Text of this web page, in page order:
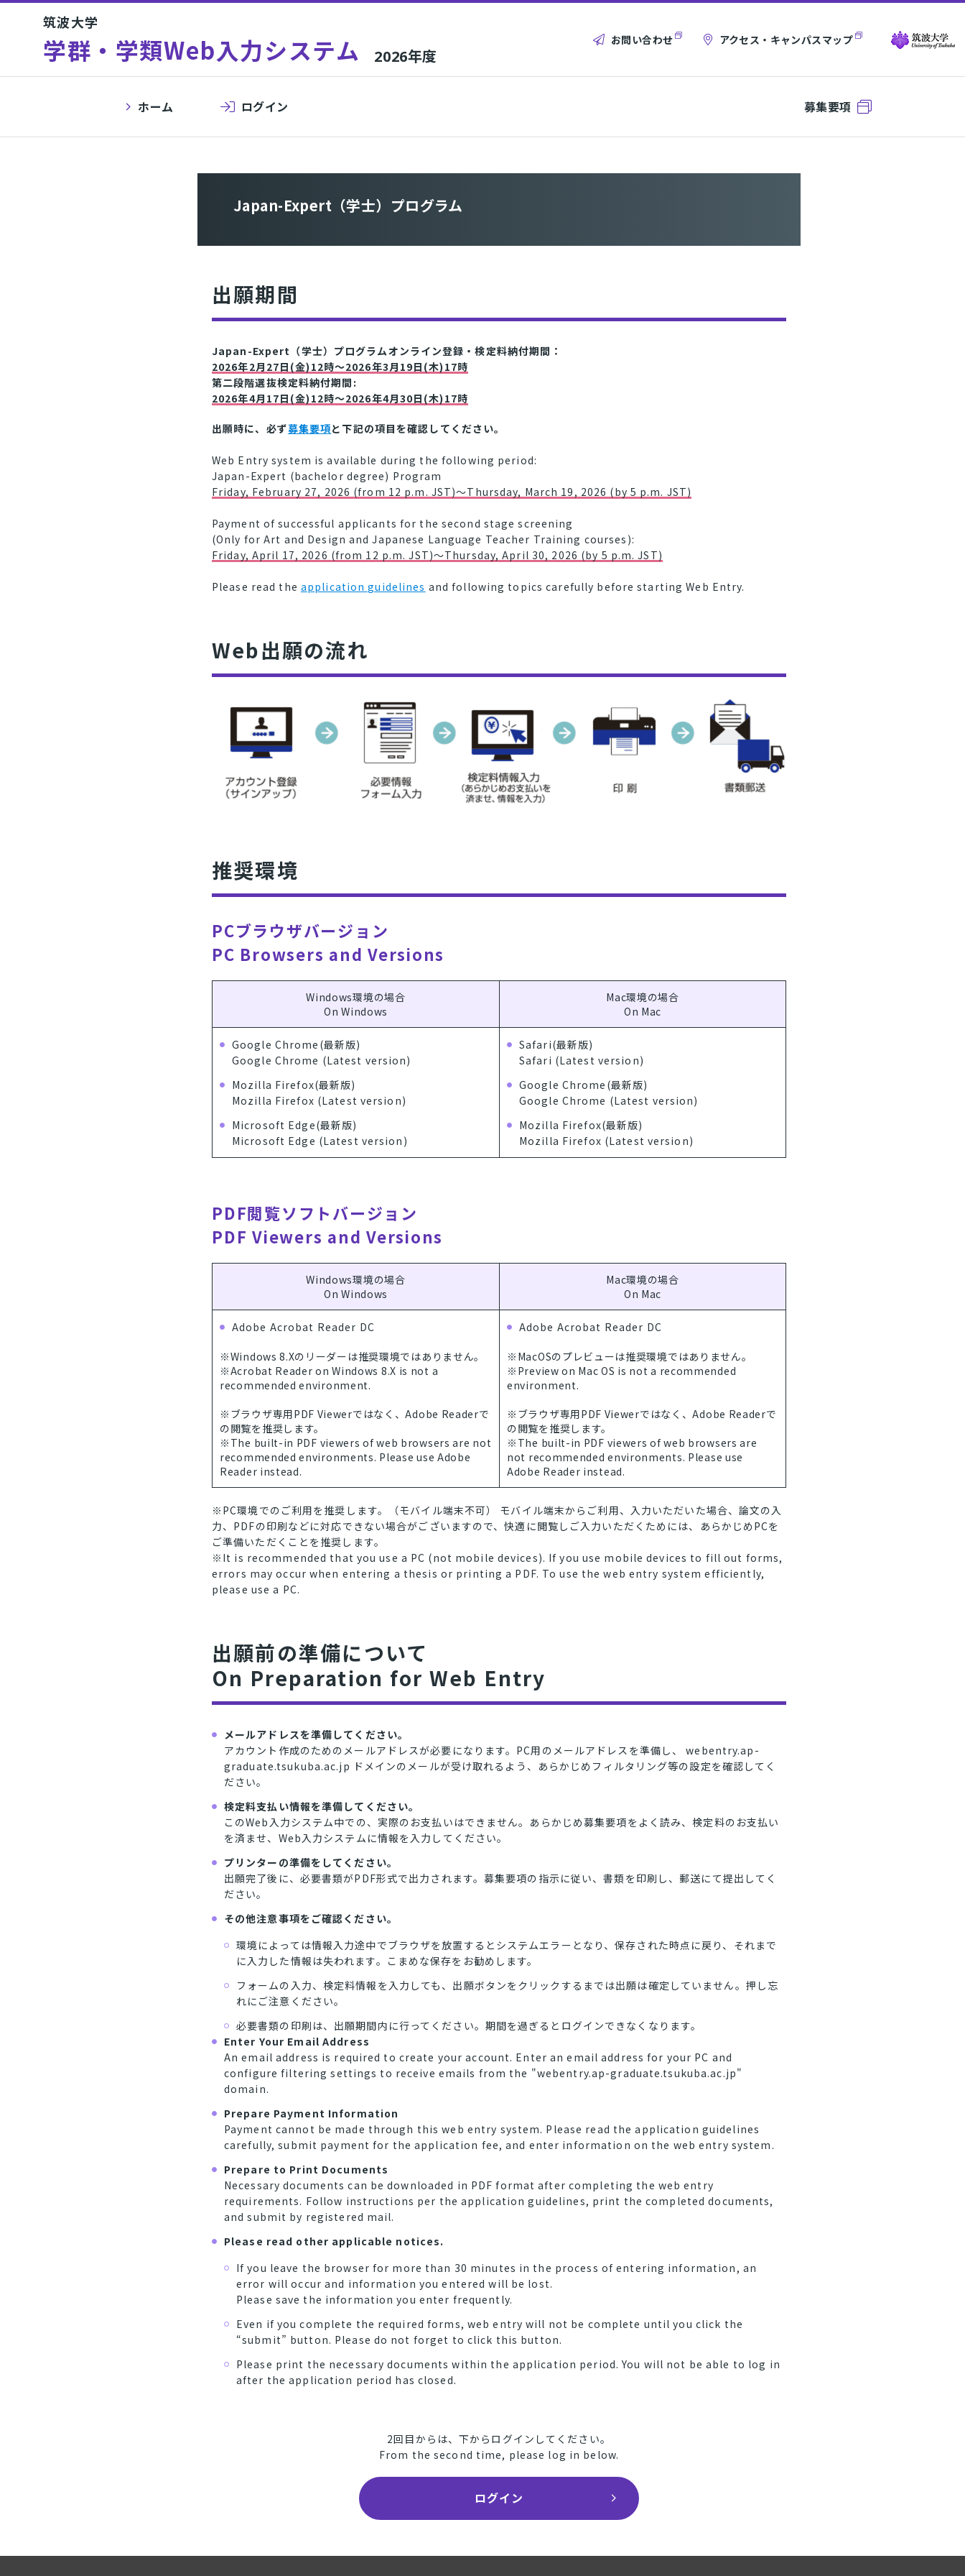
筑波大学
学群・学類Web入力システム 2026年度
お問い合わせ アクセス・キャンパスマップ
ホーム ログイン 募集要項
Japan-Expert（学士）プログラム
出願期間
Japan-Expert（学士）プログラムオンライン登録・検定料納付期間：
2026年2月27日(金)12時～2026年3月19日(木)17時
第二段階選抜検定料納付期間:
2026年4月17日(金)12時～2026年4月30日(木)17時
出願時に、必ず募集要項と下記の項目を確認してください。
Web Entry system is available during the following period:
Japan-Expert (bachelor degree) Program
Friday, February 27, 2026 (from 12 p.m. JST)～Thursday, March 19, 2026 (by 5 p.m. JST)
Payment of successful applicants for the second stage screening
(Only for Art and Design and Japanese Language Teacher Training courses):
Friday, April 17, 2026 (from 12 p.m. JST)～Thursday, April 30, 2026 (by 5 p.m. JST)
Please read the application guidelines and following topics carefully before starting Web Entry.
Web出願の流れ
推奨環境
PCブラウザバージョン
PC Browsers and Versions
Windows環境の場合
On Windows
Mac環境の場合
On Mac
Google Chrome(最新版)
Google Chrome (Latest version)
Mozilla Firefox(最新版)
Mozilla Firefox (Latest version)
Microsoft Edge(最新版)
Microsoft Edge (Latest version)
Safari(最新版)
Safari (Latest version)
Google Chrome(最新版)
Google Chrome (Latest version)
Mozilla Firefox(最新版)
Mozilla Firefox (Latest version)
PDF閲覧ソフトバージョン
PDF Viewers and Versions
Windows環境の場合
On Windows
Mac環境の場合
On Mac
Adobe Acrobat Reader DC
※Windows 8.Xのリーダーは推奨環境ではありません。
※Acrobat Reader on Windows 8.X is not a
recommended environment.
※ブラウザ専用PDF Viewerではなく、Adobe Readerで
の閲覧を推奨します。
※The built-in PDF viewers of web browsers are not
recommended environments. Please use Adobe
Reader instead.
Adobe Acrobat Reader DC
※MacOSのプレビューは推奨環境ではありません。
※Preview on Mac OS is not a recommended
environment.
※ブラウザ専用PDF Viewerではなく、Adobe Readerで
の閲覧を推奨します。
※The built-in PDF viewers of web browsers are
not recommended environments. Please use
Adobe Reader instead.
※PC環境でのご利用を推奨します。（モバイル端末不可） モバイル端末からご利用、入力いただいた場合、論文の入
力、PDFの印刷などに対応できない場合がございますので、快適に閲覧しご入力いただくためには、あらかじめPCを
ご準備いただくことを推奨します。
※It is recommended that you use a PC (not mobile devices). If you use mobile devices to fill out forms,
errors may occur when entering a thesis or printing a PDF. To use the web entry system efficiently,
please use a PC.
出願前の準備について
On Preparation for Web Entry
メールアドレスを準備してください。
アカウント作成のためのメールアドレスが必要になります。PC用のメールアドレスを準備し、 webentry.ap-
graduate.tsukuba.ac.jp ドメインのメールが受け取れるよう、あらかじめフィルタリング等の設定を確認してく
ださい。
検定料支払い情報を準備してください。
このWeb入力システム中での、実際のお支払いはできません。あらかじめ募集要項をよく読み、検定料のお支払い
を済ませ、Web入力システムに情報を入力してください。
プリンターの準備をしてください。
出願完了後に、必要書類がPDF形式で出力されます。募集要項の指示に従い、書類を印刷し、郵送にて提出してく
ださい。
その他注意事項をご確認ください。
環境によっては情報入力途中でブラウザを放置するとシステムエラーとなり、保存された時点に戻り、それまで
に入力した情報は失われます。こまめな保存をお勧めします。
フォームの入力、検定料情報を入力しても、出願ボタンをクリックするまでは出願は確定していません。押し忘
れにご注意ください。
必要書類の印刷は、出願期間内に行ってください。期間を過ぎるとログインできなくなります。
Enter Your Email Address
An email address is required to create your account. Enter an email address for your PC and
configure filtering settings to receive emails from the "webentry.ap-graduate.tsukuba.ac.jp"
domain.
Prepare Payment Information
Payment cannot be made through this web entry system. Please read the application guidelines
carefully, submit payment for the application fee, and enter information on the web entry system.
Prepare to Print Documents
Necessary documents can be downloaded in PDF format after completing the web entry
requirements. Follow instructions per the application guidelines, print the completed documents,
and submit by registered mail.
Please read other applicable notices.
If you leave the browser for more than 30 minutes in the process of entering information, an
error will occur and information you entered will be lost.
Please save the information you enter frequently.
Even if you complete the required forms, web entry will not be complete until you click the
“submit” button. Please do not forget to click this button.
Please print the necessary documents within the application period. You will not be able to log in
after the application period has closed.
2回目からは、下からログインしてください。
From the second time, please log in below.
ログイン